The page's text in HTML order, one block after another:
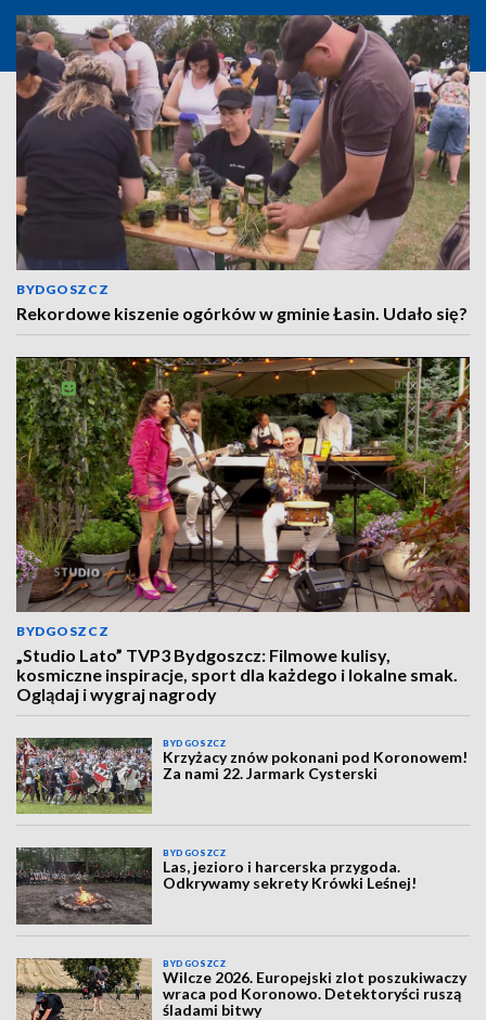
BYDGOSZCZ
Rekordowe kiszenie ogórków w gminie Łasin. Udało się?
BYDGOSZCZ
„Studio Lato” TVP3 Bydgoszcz: Filmowe kulisy,
kosmiczne inspiracje, sport dla każdego i lokalne smak.
Oglądaj i wygraj nagrody
BYDGOSZCZ
Krzyżacy znów pokonani pod Koronowem!
Za nami 22. Jarmark Cysterski
BYDGOSZCZ
Las, jezioro i harcerska przygoda.
Odkrywamy sekrety Krówki Leśnej!
BYDGOSZCZ
Wilcze 2026. Europejski zlot poszukiwaczy
wraca pod Koronowo. Detektoryści ruszą
śladami bitwy